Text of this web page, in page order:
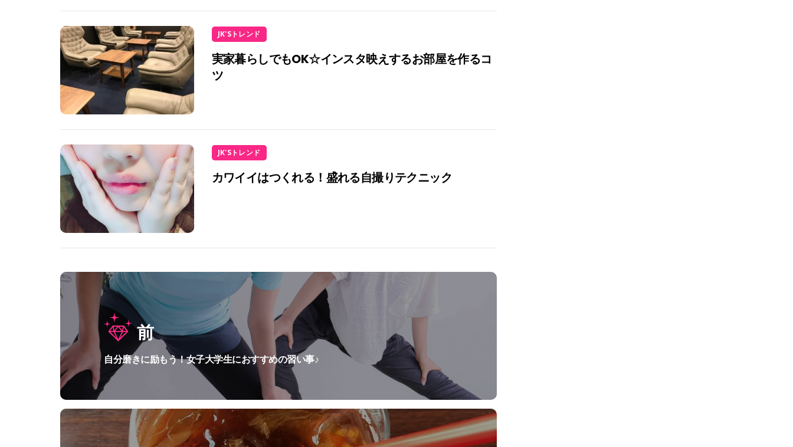
JK'Sトレンド
実家暮らしでもOK☆インスタ映えするお部屋を作るコ
ツ
JK'Sトレンド
カワイイはつくれる！盛れる自撮りテクニック
投
ナ
ビ
ゲ
ー
シ
前
過
去
の
投
稿:
自分磨きに励もう！女子大学生におすすめの習い事♪